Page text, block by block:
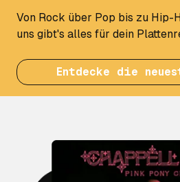
Von Rock über Pop bis zu Hip-
uns gibt's alles für dein
Entdecke die